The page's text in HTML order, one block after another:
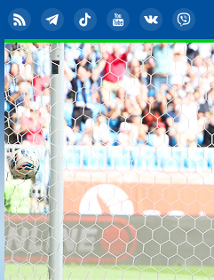
RSS TelegramTikTok YouTubeВКонтакте